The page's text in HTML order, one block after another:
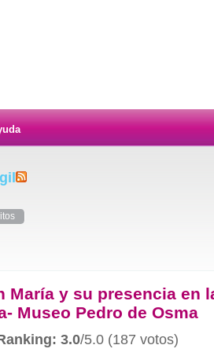
María y su presencia en
Museo Pedro de Osma
3.0/5.0 (187 votos)